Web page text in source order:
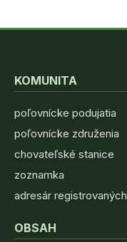
KOMUNITA
poľovnícke podujatia
poľovnícke združenia
chovateľské stanice
zoznamka
adresár registrovaných
OBSAH